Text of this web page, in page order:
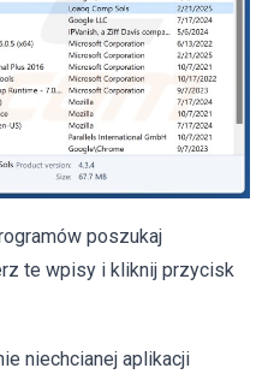
poszukaj
te wpisy i kliknij przycisk
niechcianej aplikacji